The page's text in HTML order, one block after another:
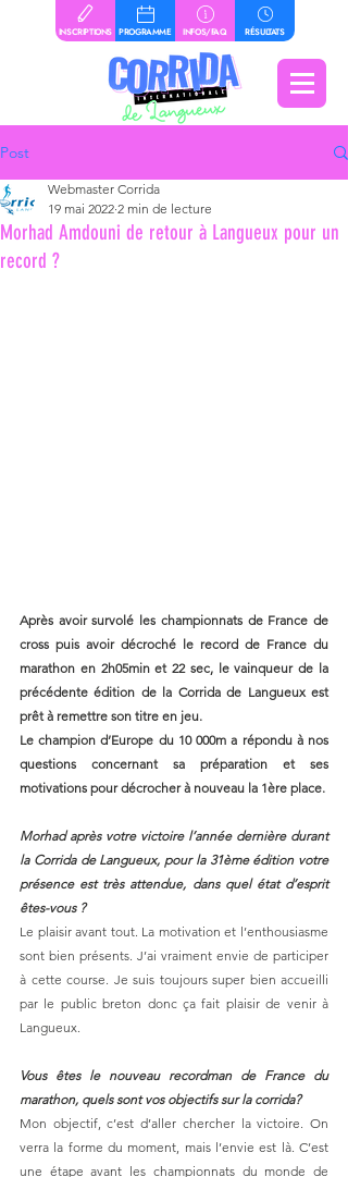
INSCRIPTIONS PROGRAMME INFOS/FAQ RÉSULTATS
Post
Morhad Amdouni de retour à Langueux pour un
record ?
Webmaster Corrida
19 mai 2022 2 min de lecture
Après avoir survolé les championnats de France de
cross puis avoir décroché le record de France du
marathon en 2h05min et 22 sec, le vainqueur de la
précédente édition de la Corrida de Langueux est
prêt à remettre son titre en jeu.
Le champion d’Europe du 10 000m a répondu à nos
questions concernant sa préparation et ses
motivations pour décrocher à nouveau la 1ère place.
Morhad après votre victoire l’année dernière durant
la Corrida de Langueux, pour la 31ème édition votre
présence est très attendue, dans quel état d’esprit
êtes-vous ?
Le plaisir avant tout. La motivation et l’enthousiasme
sont bien présents. J’ai vraiment envie de participer
à cette course. Je suis toujours super bien accueilli
par le public breton donc ça fait plaisir de venir à
Langueux.
Vous êtes le nouveau recordman de France du
marathon, quels sont vos objectifs sur la corrida?
Mon objectif, c’est d’aller chercher la victoire. On
verra la forme du moment, mais l’envie est là. C’est
une étape avant les championnats du monde de